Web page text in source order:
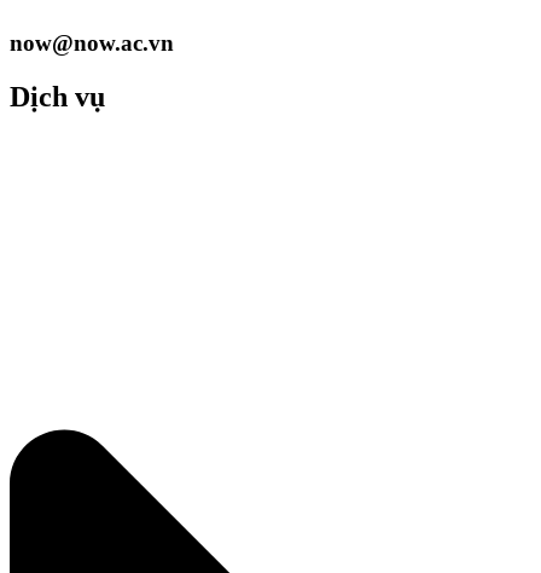
now@now.ac.vn
Dịch vụ